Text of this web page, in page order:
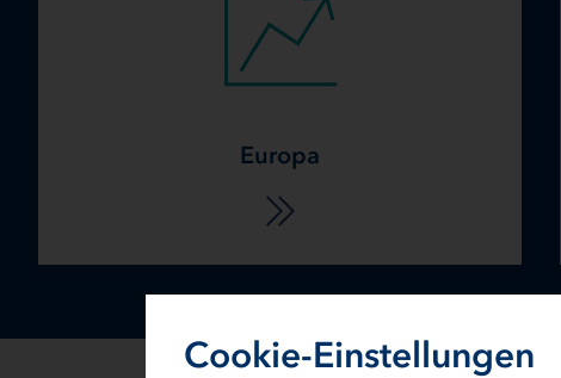
Cookie-Einstellungen
Europa